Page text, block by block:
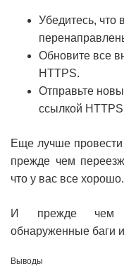
Убедитесь, что
Обновите все
HTTPS.
Отправьте
ссылкой
Еще лучше
прежде чем
что у вас все хорошо.
И прежде чем
обнаруженные баги
Выводы